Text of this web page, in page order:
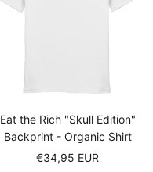
Eat the Rich "Skull Edition"
Backprint - Organic Shirt
Sale
€34,95 EUR